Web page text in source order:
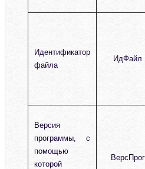
Идентификатор
файла
ИдФайл
Версия
программы, с
помощью
которой
ВерсПрог